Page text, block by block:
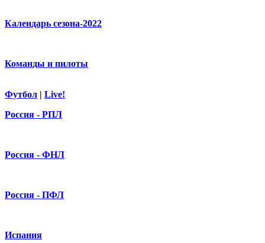
Календарь сезона-2022
Команды и пилоты
Футбол | Live!
Россия - РПЛ
Россия - ФНЛ
Россия - ПФЛ
Испания